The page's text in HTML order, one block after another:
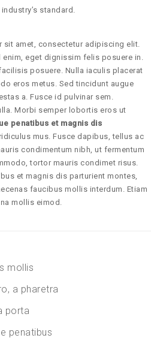
standard.
sit amet, consectetur adipiscing elit.
enim, eget dignissim felis posuere in.
posuere. Nulla iaculis placerat
eros metus. Sed tincidunt augue
a. Fusce id pulvinar sem.
Morbi semper lobortis eros ut
penatibus et magnis dis
mus. Fusce dapibus, tellus ac
condimentum nibh, ut fermentum
tortor mauris condimet risus.
et magnis dis parturient montes,
faucibus mollis interdum. Etiam
mollis eimod.
mollis
a pharetra
porta
penatibus